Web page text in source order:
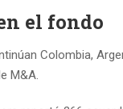
el fondo
Colombia,
M&A.